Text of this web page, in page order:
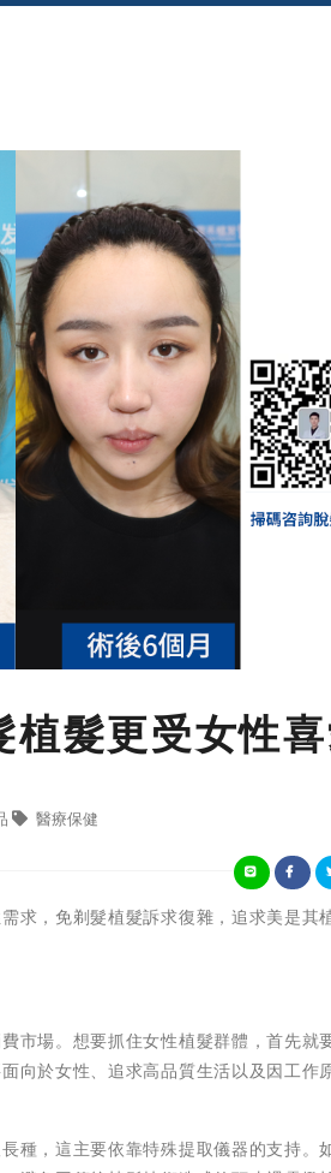
髮更受女性
醫療保健
求，免剃髮植髮訴求復雜，追求美是其
市場。想要抓住女性植髮群體，首先就
向於女性、追求高品質生活以及因工作
種，這主要依靠特殊提取儀器的支持。